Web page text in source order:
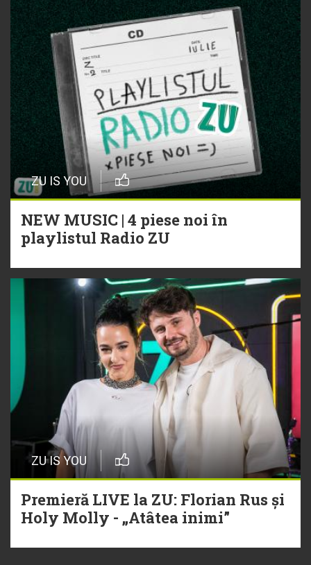
ZU IS YOU
NEW MUSIC | 4 piese noi în
playlistul Radio ZU
ZU IS YOU
Premieră LIVE la ZU: Florian Rus și
Holy Molly - „Atâtea inimi”